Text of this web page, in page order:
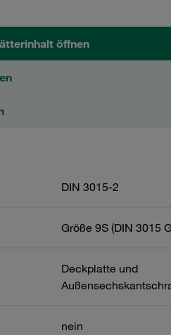
öffnen
DIN 3015-2
Größe 9S (DIN 3015
Deckplatte und
nein